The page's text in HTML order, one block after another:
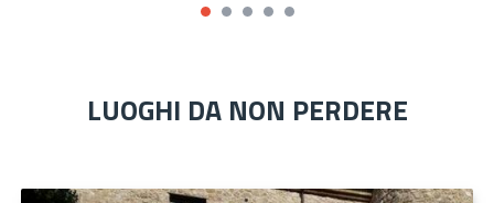
LUOGHI DA NON PERDERE